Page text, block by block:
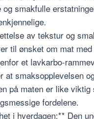
og smakfulle
av tekstur og
til ønsket om mat
et lavkarbo-
at smaksopplevelsen
på maten er like viktig
fordelene.
i hverdagen:** Den